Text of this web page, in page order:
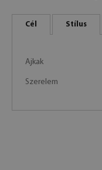
Cél Stílus
Ajkak
Szerelem